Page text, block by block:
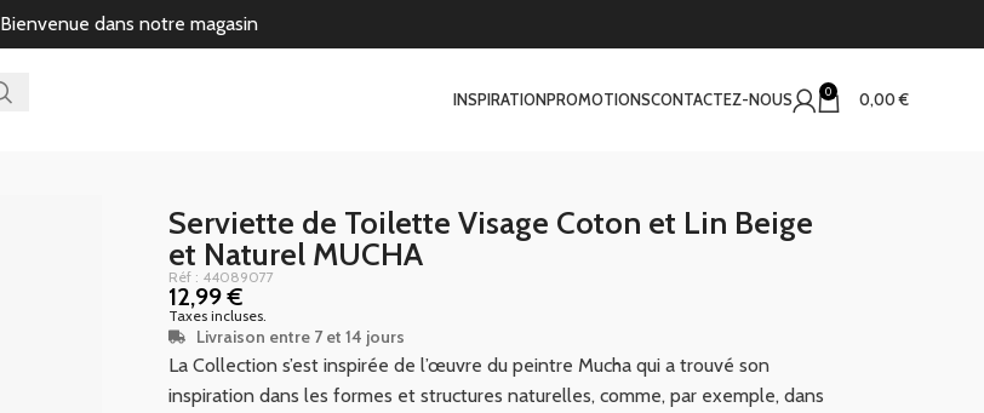
Bienvenue dans notre magasin
INSPIRATIONPROMOTIONSCONTACTEZ-NOUS 0 0,00€
Serviette de Toilette Visage Coton et Lin Beige
et Naturel MUCHA
Réf : 44089077
12,99€
Taxes incluses.
Livraison entre 7 et 14 jours
La Collection s’est inspirée de l’œuvre du peintre Mucha qui a trouvé son
inspiration dans les formes et structures naturelles, comme, par exemple, dans